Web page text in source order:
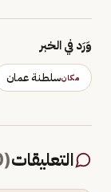
وَرَد في الخبر
مكانسلطنة عمان
التعليقات(